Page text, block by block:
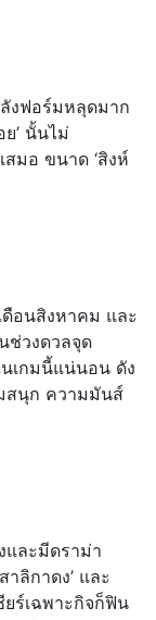
ลังฟอร์มหลุดมาก
’ นั้นไม่
สมอ ขนาด ‘สิงห์
อนสิงหาคม และ
นช่วงดวลจุด
เกมนี้แน่นอน ดัง
สนุก ความมันส์
ละมีดราม่า
ลิกาดง’ และ
ยร์เฉพาะกิจก็ฟิน